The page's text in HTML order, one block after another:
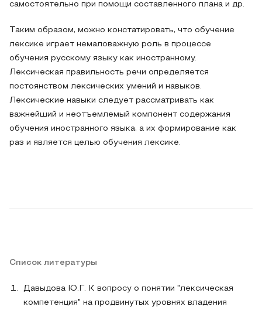
самостоятельно при помощи составленного плана и др.
Таким образом, можно констатировать, что обучение
лексике играет немаловажную роль в процессе
обучения русскому языку как иностранному.
Лексическая правильность речи определяется
постоянством лексических умений и навыков.
Лексические навыки следует рассматривать как
важнейший и неотъемлемый компонент содержания
обучения иностранного языка, а их формирование как
раз и является целью обучения лексике.
Список литературы
Давыдова Ю.Г. К вопросу о понятии "лексическая
компетенция" на продвинутых уровнях владения